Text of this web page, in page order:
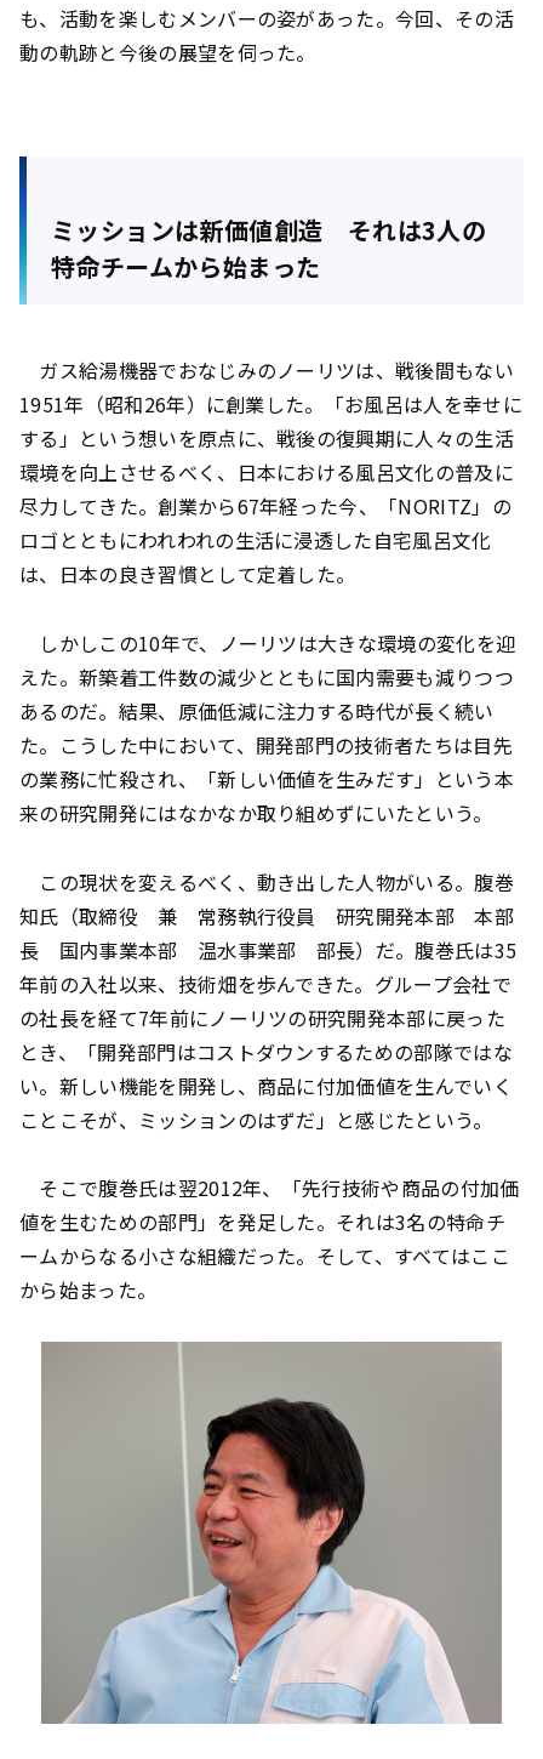
も、活動を楽しむメンバーの姿があった。今回、その活
動の軌跡と今後の展望を伺った。
ミッションは新価値創造 それは3人の
特命チームから始まった
ガス給湯機器でおなじみのノーリツは、戦後間もない
1951年（昭和26年）に創業した。「お風呂は人を幸せに
する」という想いを原点に、戦後の復興期に人々の生活
環境を向上させるべく、日本における風呂文化の普及に
尽力してきた。創業から67年経った今、「NORITZ」の
ロゴとともにわれわれの生活に浸透した自宅風呂文化
は、日本の良き習慣として定着した。
しかしこの10年で、ノーリツは大きな環境の変化を迎
えた。新築着工件数の減少とともに国内需要も減りつつ
あるのだ。結果、原価低減に注力する時代が長く続い
た。こうした中において、開発部門の技術者たちは目先
の業務に忙殺され、「新しい価値を生みだす」という本
来の研究開発にはなかなか取り組めずにいたという。
この現状を変えるべく、動き出した人物がいる。腹巻
知氏（取締役 兼 常務執行役員 研究開発本部 本部
長 国内事業本部 温水事業部 部長）だ。腹巻氏は35
年前の入社以来、技術畑を歩んできた。グループ会社で
の社長を経て7年前にノーリツの研究開発本部に戻った
とき、「開発部門はコストダウンするための部隊ではな
い。新しい機能を開発し、商品に付加価値を生んでいく
ことこそが、ミッションのはずだ」と感じたという。
そこで腹巻氏は翌2012年、「先行技術や商品の付加価
値を生むための部門」を発足した。それは3名の特命チ
ームからなる小さな組織だった。そして、すべてはここ
から始まった。